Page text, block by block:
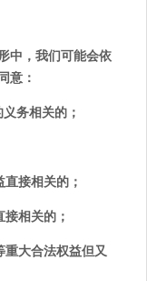
中，我们可能会依
意：
务相关的；
接相关的；
相关的；
大合法权益但又